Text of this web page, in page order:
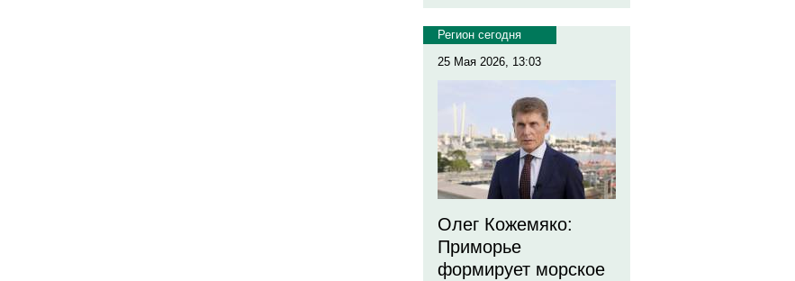
Регион сегодня
25 Мая 2026, 13:03
Олег Кожемяко:
Приморье
формирует морское